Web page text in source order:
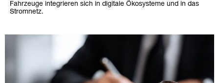
Fahrzeuge integrieren sich in digitale Ökosysteme und in das
Stromnetz.